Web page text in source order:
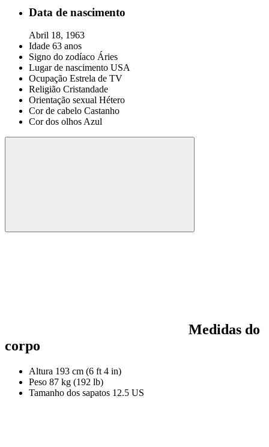
Data de nascimento
Abril 18, 1963
Idade 63 anos
Signo do zodíaco Áries
Lugar de nascimento USA
Ocupação Estrela de TV
Religião Cristandade
Orientação sexual Hétero
Cor de cabelo Castanho
Cor dos olhosAzul
Medidas do
corpo
Altura 193 cm (6 ft 4 in)
Peso 87 kg (192 lb)
Tamanho dos sapatos 12.5 US